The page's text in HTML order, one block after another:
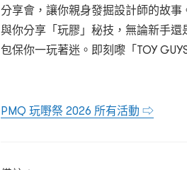
分享會，讓你親身發掘設計師的故
與你分享「玩膠」秘技，無論新手還
包保你一玩著迷。即刻嚟「TOY
PMQ 玩嘢祭 2026 所有活動 ⇨